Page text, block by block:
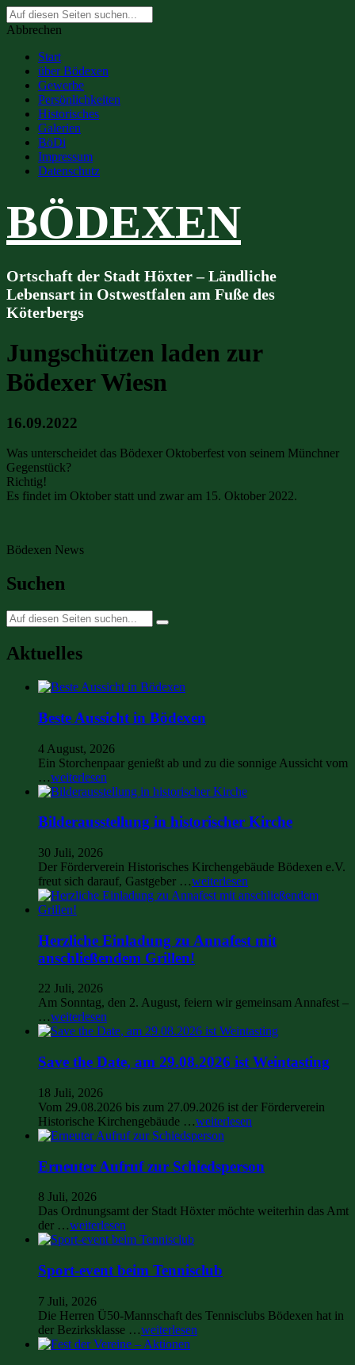
Suche
nach:
Abbrechen
Start
über Bödexen
Gewerbe
Persönlichkeiten
Historisches
Galerien
BöDi
Impressum
Datenschutz
BÖDEXEN
Ortschaft der Stadt Höxter – Ländliche
Lebensart in Ostwestfalen am Fuße des
Köterbergs
Jungschützen laden zur
Bödexer Wiesn
16.09.2022
Was unterscheidet das Bödexer Oktoberfest von seinem Münchner
Gegenstück?
Richtig!
Es findet im Oktober statt und zwar am 15. Oktober 2022.
Bödexen News
Suchen
Suche
nach:
Aktuelles
Beste Aussicht in Bödexen
4 August, 2026
Ein Storchenpaar genießt ab und zu die sonnige Aussicht vom
…weiterlesen
Bilderausstellung in historischer Kirche
30 Juli, 2026
Der Förderverein Historisches Kirchengebäude Bödexen e.V.
freut sich darauf, Gastgeber …weiterlesen
Herzliche Einladung zu Annafest mit
anschließendem Grillen!
22 Juli, 2026
Am Sonntag, den 2. August, feiern wir gemeinsam Annafest –
…weiterlesen
Save the Date, am 29.08.2026 ist Weintasting
18 Juli, 2026
Vom 29.08.2026 bis zum 27.09.2026 ist der Förderverein
Historische Kirchengebäude …weiterlesen
Erneuter Aufruf zur Schiedsperson
8 Juli, 2026
Das Ordnungsamt der Stadt Höxter möchte weiterhin das Amt
der …weiterlesen
Sport-event beim Tennisclub
7 Juli, 2026
Die Herren Ü50-Mannschaft des Tennisclubs Bödexen hat in
der Bezirksklasse …weiterlesen